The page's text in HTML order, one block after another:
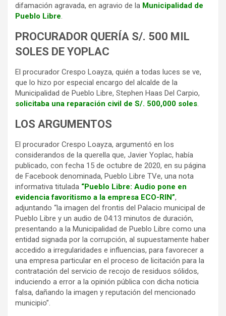
difamación agravada, en agravio de la Municipalidad de
Pueblo Libre.
PROCURADOR QUERÍA S/. 500 MIL
SOLES DE YOPLAC
El procurador Crespo Loayza, quién a todas luces se ve,
que lo hizo por especial encargo del alcalde de la
Municipalidad de Pueblo Libre, Stephen Haas Del Carpio,
solicitaba una reparación civil de S/. 500,000 soles.
LOS ARGUMENTOS
El procurador Crespo Loayza, argumentó en los
considerandos de la querella que, Javier Yoplac, había
publicado, con fecha 15 de octubre de 2020, en su página
de Facebook denominada, Pueblo Libre TVe, una nota
informativa titulada “Pueblo Libre: Audio pone en
evidencia favoritismo a la empresa ECO-RIN”,
adjuntando “la imagen del frontis del Palacio municipal de
Pueblo Libre y un audio de 04:13 minutos de duración,
presentando a la Municipalidad de Pueblo Libre como una
entidad signada por la corrupción, al supuestamente haber
accedido a irregularidades e influencias, para favorecer a
una empresa particular en el proceso de licitación para la
contratación del servicio de recojo de residuos sólidos,
induciendo a error a la opinión pública con dicha noticia
falsa, dañando la imagen y reputación del mencionado
municipio”.